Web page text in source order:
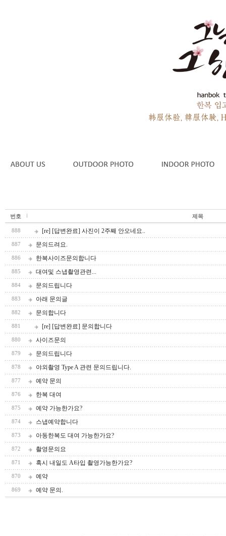
번호 제목
888 [re] [답변완료] 사진이 2주째 안오네요..
887 문의드려요.
886 한복사이즈문의합니다
885 대여및 스냅촬영관련...
884 문의드립니다
883 아래 문의글
882 문의합니다
881 [re] [답변완료] 문의합니다
880 사이즈문의
879 문의드립니다
878 야외촬영 Type A 관련 문의드립니다.
877 예약 문의
876 한복 대여
875 예약 가능한가요?
874 스냅예약합니다
873 아동한복도 대여 가능한가요?
872 촬영문의요
871 혹시 내일도 A타입 촬영가능한가요?
870 예약
869 예약 문의.